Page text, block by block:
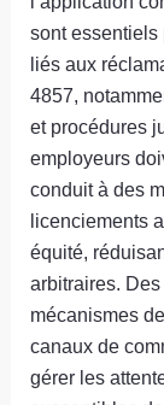
sont
liés aux
4857,
et procédures
employeurs
conduit à des
licenciements
équité,
arbitraires.
mécanismes
canaux de
gérer les